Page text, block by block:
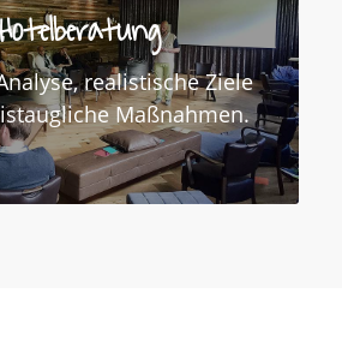
realistische Ziele
Maßnahmen.